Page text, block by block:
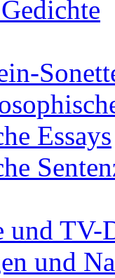
Essays
und TV-
und